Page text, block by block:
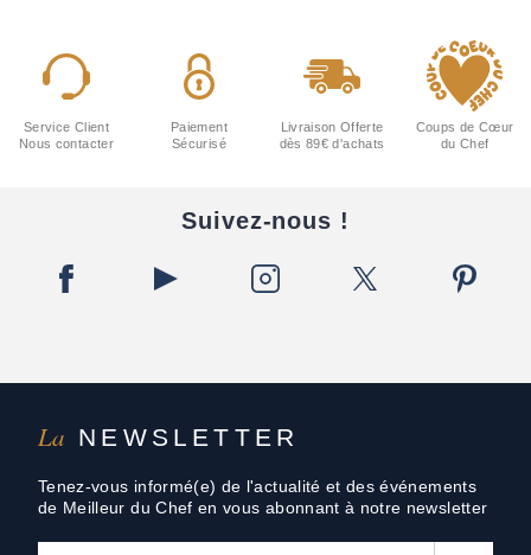
La NEWSLETTER
Tenez-vous informé(e) de l'actualité et des événements
de Meilleur du Chef en vous abonnant à notre newsletter
Service Client
Nous contacter
Paiement
Sécurisé
Livraison Offerte
dès 89€ d'achats
Coups de Cœur
du Chef
Suivez-nous !